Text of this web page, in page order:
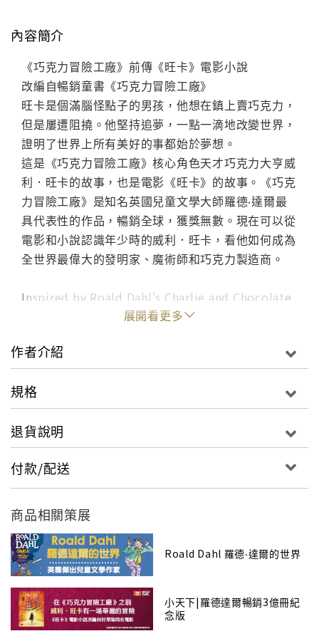
內容簡介
《巧克力冒險工廠》前傳《旺卡》電影小說
改編自暢銷童書《巧克力冒險工廠》
旺卡是個滿腦怪點子的男孩，他想在鎮上賣巧克力，
但是屢遭阻撓。他堅持追夢，一點一滴地改變世界，
證明了世界上所有美好的事都始於夢想。
這是《巧克力冒險工廠》核心角色天才巧克力大亨威
利．旺卡的故事，也是電影《旺卡》的故事。《巧克
力冒險工廠》是知名英國兒童文學大師羅德‧達爾最
具代表性的作品，暢銷全球，獲獎無數。現在可以從
電影和小說認識年少時的威利．旺卡，看他如何成為
全世界最偉大的發明家、魔術師和巧克力製造商。
Inspired by Roald Dahl's Charlie and Chocolate
A #1 New York Times Bestseller! Based on the
major motion picture--an intoxicating mix of
magic and music, mayhem and emotion, all
told with fabulous heart and humor--Wonka
introduces readers to a young Willy Wonka,
chock-full of ideas and determined to change
the world one delectable bite at a time . . .
proving that the best things in life begin with a
dream, and if you're lucky enough to meet
展開看更多
作者介紹
規格
退貨說明
付款/配送
商品相關策展
Roald Dahl 羅德‧達爾的世界
小天下|羅德達爾暢銷3億冊紀
念版